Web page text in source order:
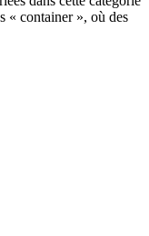
« container », où des